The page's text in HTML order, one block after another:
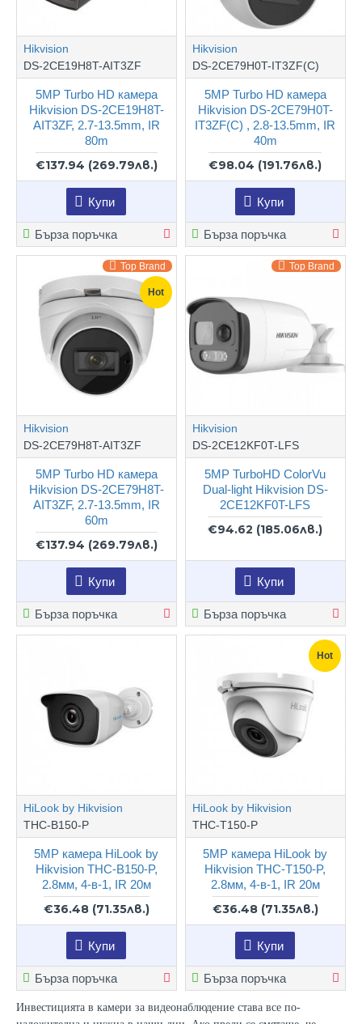
Инвестицията в камери за видеонаблюдение става все по-
Hikvision
DS-2CE19H8T-AIT3ZF
5MP Turbo HD камера
Hikvision DS-2CE19H8T-
AIT3ZF, 2.7-13.5mm, IR
80m
€137.94 (269.79лв.)
Купи
Бърза поръчка
Hikvision
DS-2CE79H0T-IT3ZF(C)
5MP Turbo HD камера
Hikvision DS-2CE79H0T-
IT3ZF(C) , 2.8-13.5mm, IR
40m
€98.04 (191.76лв.)
Купи
Бърза поръчка
Hot
Top Brand
Hikvision
DS-2CE79H8T-AIT3ZF
5MP Turbo HD камера
Hikvision DS-2CE79H8T-
AIT3ZF, 2.7-13.5mm, IR
60m
€137.94 (269.79лв.)
Купи
Бърза поръчка
Top Brand
Hikvision
DS-2CE12KF0T-LFS
5MP TurboHD ColorVu
Dual-light Hikvision DS-
2CE12KF0T-LFS
€94.62 (185.06лв.)
Купи
Бърза поръчка
HiLook by Hikvision
THC-B150-P
5MP камера HiLook by
Hikvision THC-B150-P,
2.8мм, 4-в-1, IR 20м
€36.48 (71.35лв.)
Купи
Бърза поръчка
Hot
HiLook by Hikvision
THC-T150-P
5MP камера HiLook by
Hikvision THC-T150-P,
2.8мм, 4-в-1, IR 20м
€36.48 (71.35лв.)
Купи
Бърза поръчка